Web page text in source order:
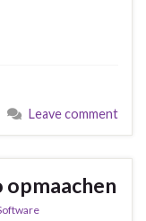
Leave comment
opmaachen